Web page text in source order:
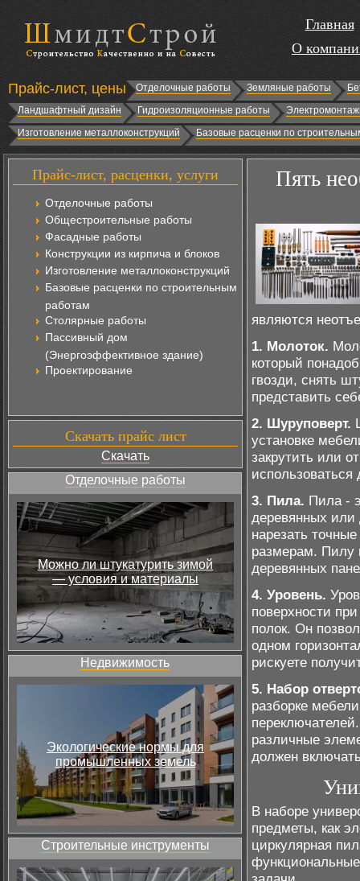
Главная
О
Прайс-лист, цены Отделочные работы Земляные работы
Ландшафтный дизайн
Гидроизоляционные работы
Изготовление металлоконструкций
Базовые расценки по
Прайс-лист, расценки, услуги
Отделочные работы
Общестроительные работы
Фасадные работы
Конструкции из кирпича и блоков
Изготовление металлоконструкций
Базовые расценки по строительным
работам
Столярные работы
Пассивный дом
(Энергоэффективное здание)
Проектирование
Скачать прайс лист
Скачать
Отделочные работы
Можно ли штукатурить зимой
— условия и материалы
Недвижимость
Экологические нормы для
промышленных земель
Строительные инструменты
Пять
являются
1. Молоток.
который
гвозди, снять
представить
2. Шуруповерт.
установке
закрутить или
использоваться
3. Пила. Пила -
деревянных
нарезать
размерам. Пилу
деревянных
4. Уровень.
поверхности
полок. Он
одном
рискуете
5. Набор
разборке
различные
должен
В наборе
предметы, как
циркулярная